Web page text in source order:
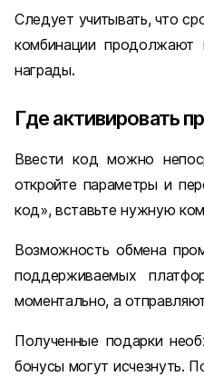
Следует учитывать, что
комбинации продолжают
награды.
Где активировать
Ввести код можно
откройте параметры и
код», вставьте нужную
Возможность обмена
поддерживаемых
моментально, а
Полученные подарки
бонусы могут исчезнуть.